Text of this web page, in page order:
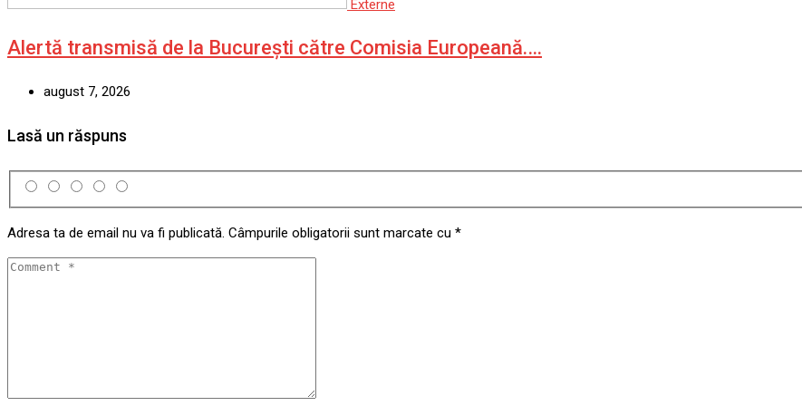
Externe
Alertă transmisă de la București către Comisia Europeană.…
august 7, 2026
Lasă un răspuns
Adresa ta de email nu va fi publicată. Câmpurile obligatorii sunt marcate cu *